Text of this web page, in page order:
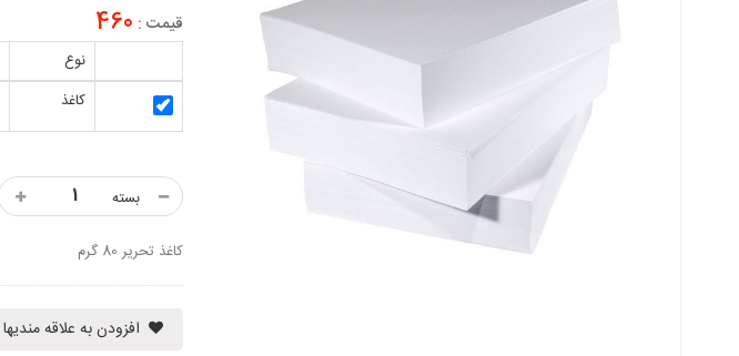
قیمت : 460
نوع
کاغذ
بسته
کاغذ تحریر 80 گرم
افزودن به علاقه مندیها